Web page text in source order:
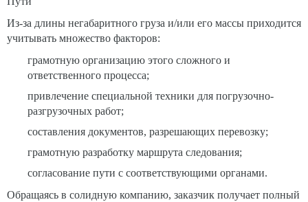
Из-за длины негабаритного груза и/или его массы приходится
учитывать множество факторов:
грамотную организацию этого сложного и
ответственного процесса;
привлечение специальной техники для погрузочно-
разгрузочных работ;
составления документов, разрешающих перевозку;
грамотную разработку маршрута следования;
согласование пути с соответствующими органами.
Обращаясь в солидную компанию, заказчик получает полный